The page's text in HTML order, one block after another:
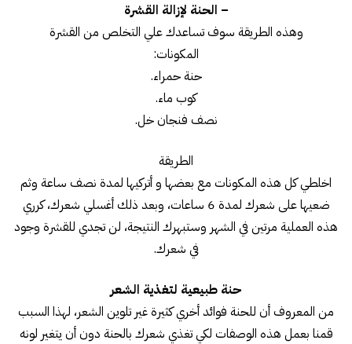
– الحنة لإزالة القشرة
وهذه الطريقة سوف تساعدك علي التخلص من القشرة
المكونات:
حنة حمراء.
كوب ماء.
نصف فنجان خل.
الطريقة
اخلطي كل هذه المكونات مع بعضها و أتركيها لمدة نصف ساعة وثم
ضعيها على شعرك لمدة 6 ساعات، وبعد ذلك أغسلي شعرك، كرري
هذه العملية مرتين في الشهر وستبهرك النتيجة، لن تجدي للقشرة وجود
في شعرك.
حنة طبيعية لتغذية الشعر
من المعروف أن للحنة فوائد أخري كثيرة غير تلوين الشعر، لهذا السبب
قمنا بعمل هذه الوصفات لكي تغذي شعرك بالحنة دون أن يتغير لونه